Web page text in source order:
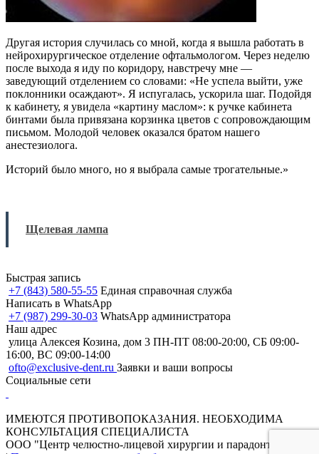
Другая история случилась со мной, когда я вышла работать в
нейрохирургическое отделение офтальмологом. Через неделю
после выхода я иду по коридору, навстречу мне —
заведующий отделением со словами: «Не успела выйти, уже
поклонники осаждают». Я испугалась, ускорила шаг. Подойдя
к кабинету, я увидела «картину маслом»: к ручке кабинета
бинтами была привязана корзинка цветов с сопровождающим
письмом. Молодой человек оказался братом нашего
анестезиолога.
Историй было много, но я выбрала самые трогательные.»
Щелевая лампа
Быстрая запись
+7 (843) 580-55-55 Единая справочная служба
Написать в WhatsApp
+7 (987) 299-30-03 WhatsApp администратора
Наш адрес
улица Алексея Козина, дом 3 ПН-ПТ 08:00-20:00, СБ 09:00-
16:00, ВС 09:00-14:00
ofto@exclusive-dent.ru Заявки и ваши вопросы
Социальные сети
ИМЕЮТСЯ ПРОТИВОПОКАЗАНИЯ. НЕОБХОДИМА
КОНСУЛЬТАЦИЯ СПЕЦИАЛИСТА
ООО "Центр челюстно-лицевой хирургии и парадонтологии"